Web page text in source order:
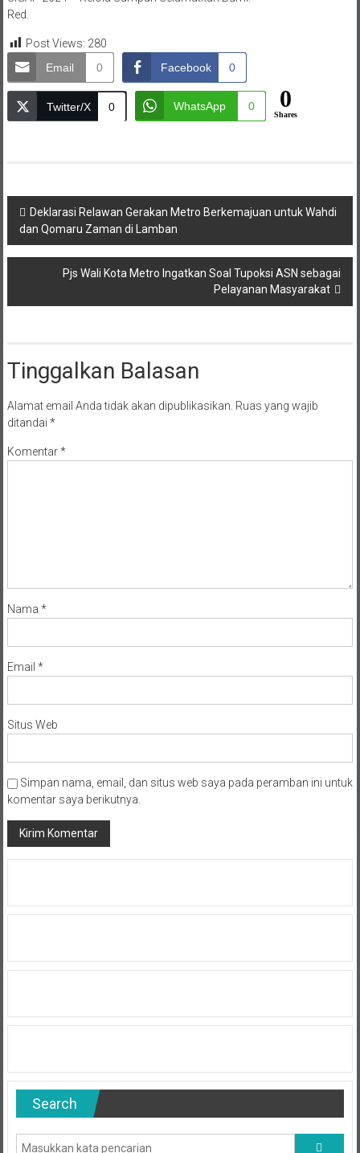
Red.
Post Views: 280
Email
0 Facebook 0
Twitter/X 0 WhatsApp 0 0
Shares
Navigasi
pos
Deklarasi Relawan Gerakan Metro Berkemajuan untuk Wahdi
dan Qomaru Zaman di Lamban
Pjs Wali Kota Metro Ingatkan Soal Tupoksi ASN sebagai
Pelayanan Masyarakat
Tinggalkan Balasan
Alamat email Anda tidak akan dipublikasikan. Ruas yang wajib
ditandai *
Komentar*
Nama *
Email *
Situs Web
Simpan nama, email, dan situs web saya pada peramban ini untuk
komentar saya berikutnya.
Search